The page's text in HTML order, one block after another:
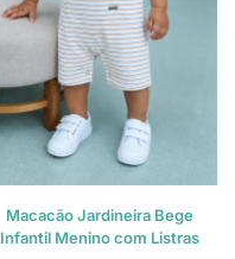
Macacão Jardineira Bege
Infantil Menino com Listras